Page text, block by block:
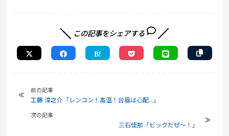
この記事をシェアする
前の記事
工藤 淳之介「レンコン！高温！台風は心配...」
次の記事
三石佳那「ビックだぜ～！」